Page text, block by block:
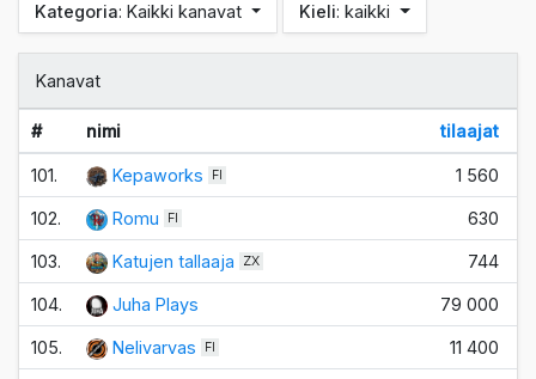
Kategoria: Kaikki kanavat Kieli: kaikki
Kanavat
# nimi tilaajat
101. Kepaworks FI 1 560
102. Romu FI 630
103. Katujen tallaaja ZX 744
104. Juha Plays 79 000
105. Nelivarvas FI 11 400